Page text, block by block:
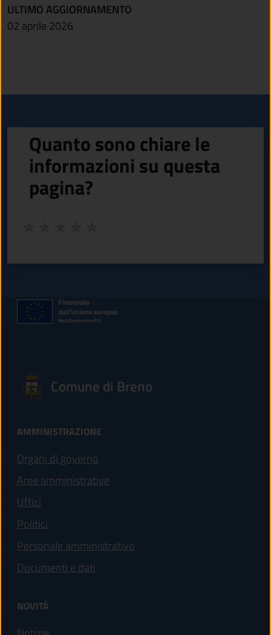
ULTIMO AGGIORNAMENTO
02 aprile 2026
Quanto sono chiare le
informazioni su questa
pagina?
Comune di Breno
AMMINISTRAZIONE
Organi di governo
Aree amministrative
Uffici
Politici
Personale amministrativo
Documenti e dati
NOVITÀ